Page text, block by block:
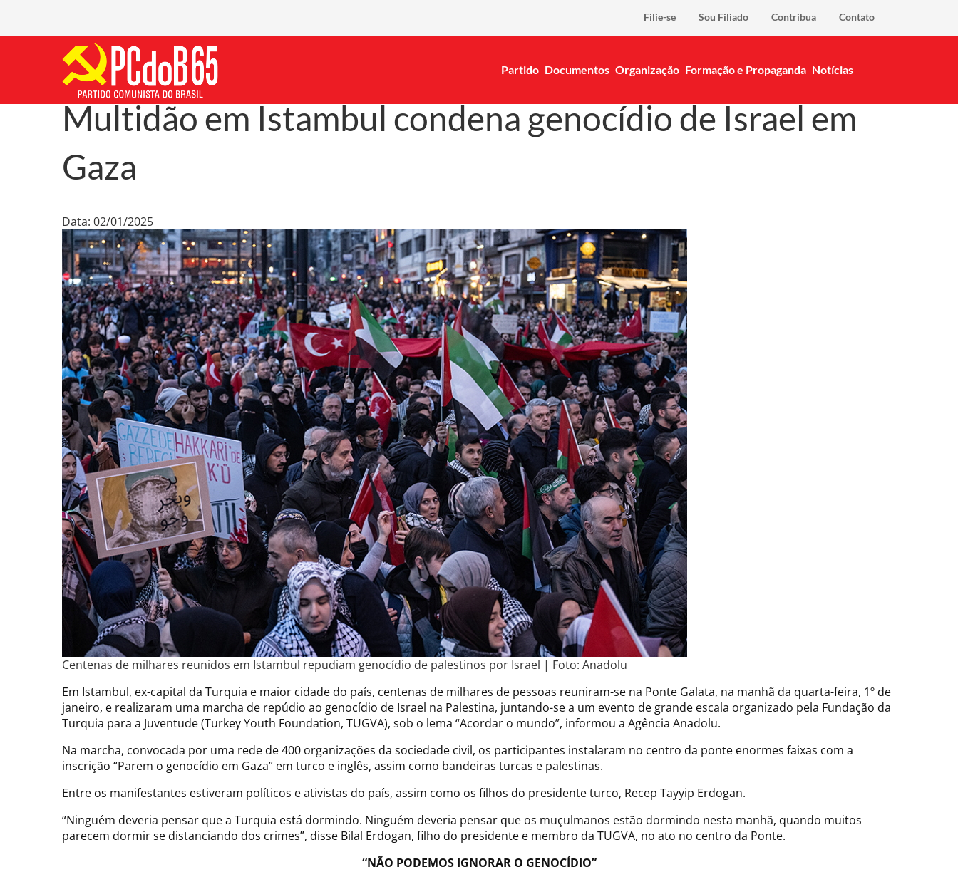
Filie-se Sou Filiado Contribua Contato
Partido Documentos Organização Formação e Propaganda Notícias
Multidão em Istambul condena genocídio de Israel em
Gaza
Data: 02/01/2025
Centenas de milhares reunidos em Istambul repudiam genocídio de palestinos por Israel | Foto: Anadolu
Em Istambul, ex-capital da Turquia e maior cidade do país, centenas de milhares de pessoas reuniram-se na Ponte Galata, na manhã da quarta-feira, 1º de
janeiro, e realizaram uma marcha de repúdio ao genocídio de Israel na Palestina, juntando-se a um evento de grande escala organizado pela Fundação da
Turquia para a Juventude (Turkey Youth Foundation, TUGVA), sob o lema “Acordar o mundo”, informou a Agência Anadolu.
Na marcha, convocada por uma rede de 400 organizações da sociedade civil, os participantes instalaram no centro da ponte enormes faixas com a
inscrição “Parem o genocídio em Gaza” em turco e inglês, assim como bandeiras turcas e palestinas.
Entre os manifestantes estiveram políticos e ativistas do país, assim como os filhos do presidente turco, Recep Tayyip Erdogan.
“Ninguém deveria pensar que a Turquia está dormindo. Ninguém deveria pensar que os muçulmanos estão dormindo nesta manhã, quando muitos
parecem dormir se distanciando dos crimes”, disse Bilal Erdogan, filho do presidente e membro da TUGVA, no ato no centro da Ponte.
“NÃO PODEMOS IGNORAR O GENOCÍDIO”